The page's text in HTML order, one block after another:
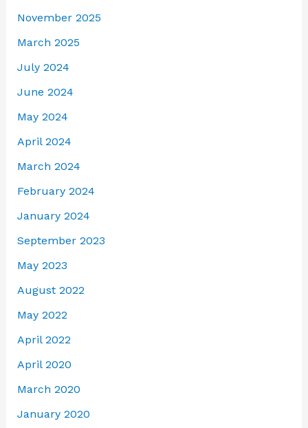
November 2025
March 2025
July 2024
June 2024
May 2024
April 2024
March 2024
February 2024
January 2024
September 2023
May 2023
August 2022
May 2022
April 2022
April 2020
March 2020
January 2020